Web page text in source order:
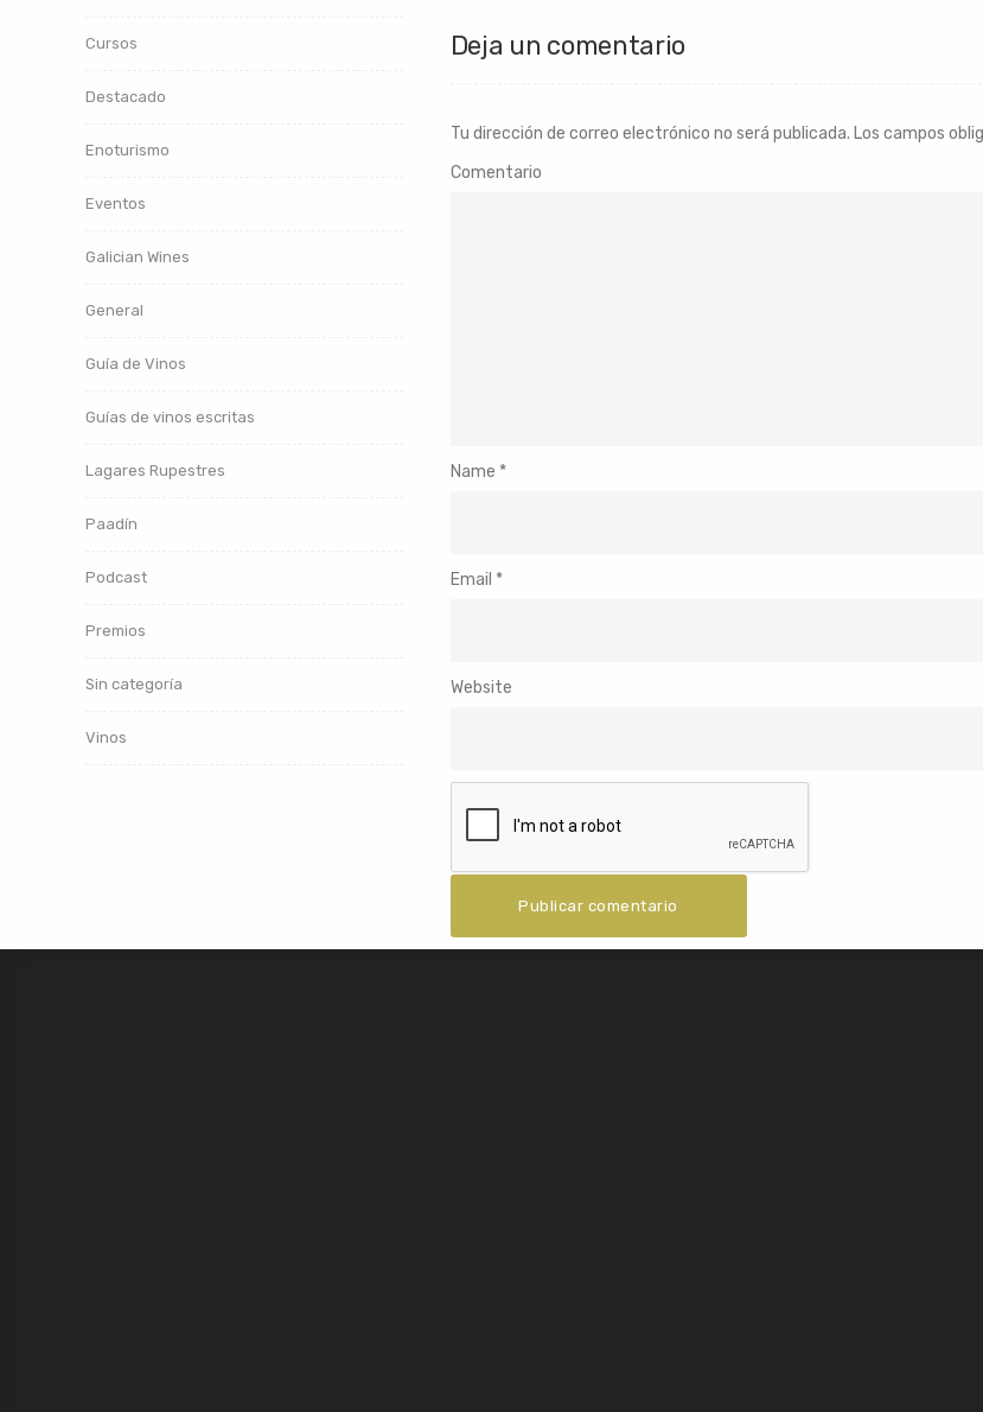
Deja un comentario
Tu dirección de correo electrónico no será publicada. Los campos
Comentario
Name *
Email *
Website
Cursos
Destacado
Enoturismo
Eventos
Galician Wines
General
Guía de Vinos
Guías de vinos escritas
Lagares Rupestres
Paadín
Podcast
Premios
Sin categoría
Vinos